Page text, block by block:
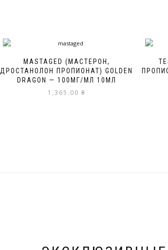
MASTAGED (МАСТЕРОН,
ДРОСТАНОЛОН ПРОПИОНАТ) GOLDEN
DRAGON — 100МГ/МЛ 10МЛ
1,365.00 ₴